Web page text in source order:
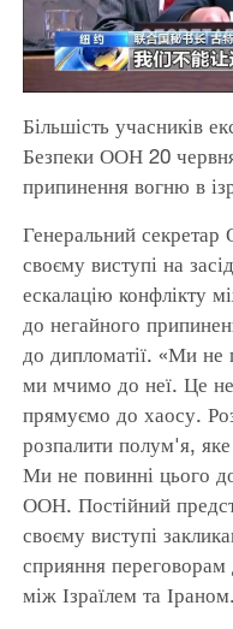
Більшість учасників
Безпеки ООН 20
припинення вогню в
Генеральний
своєму виступі на
ескалацію конфлікту
до негайного
до дипломатії. «Ми не
ми мчимо до неї. Це
прямуємо до хаосу.
розпалити полум'я,
Ми не повинні цього
ООН. Постійний
своєму виступі
сприяння переговорам
між Ізраїлем та Іраном.